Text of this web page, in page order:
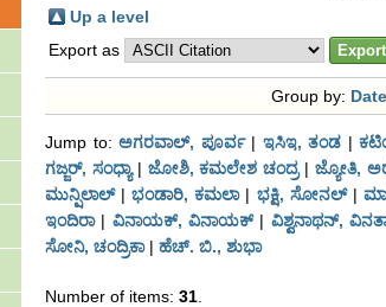
Up a level
Export as
Group by: Date
Jump to:ಅಗರವಾಲ್, ಪೂರ್ವ| ಇಸಿಇ, ತಂಡ |
ಗಜ್ಜರ್, ಸಂಧ್ಯಾ| ಜೋಶಿ, ಕಮಲೇಶ ಚಂದ್ರ| ಜ್ಯೋತಿ,
ಮುನ್ಷಿಲಾಲ್|ಭಂಡಾರಿ, ಕಮಲಾ| ಭಕ್ಷಿ, ಸೋನಲ್|
ಇಂದಿರಾ| ವಿನಾಯಕ್, ವಿನಾಯಕ್| ವಿಶ್ವನಾಥನ್,
ಸೋನಿ, ಚಂದ್ರಿಕಾ| ಹೆಚ್. ಬಿ., ಶುಭಾ
Number of items: 31